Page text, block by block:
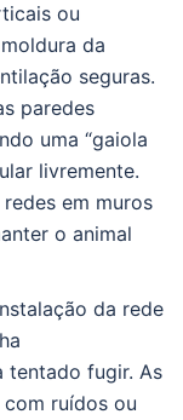
ou
da
seguras.
paredes
uma “gaiola
livremente.
em muros
o animal
da rede
tentado fugir. As
ruídos ou